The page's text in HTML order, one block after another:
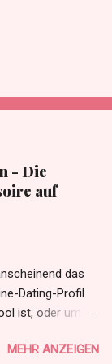
- Die
auf
das
Dating-Profil
ist, oder um
Grund ist. Der
MEHR ANZEIGEN